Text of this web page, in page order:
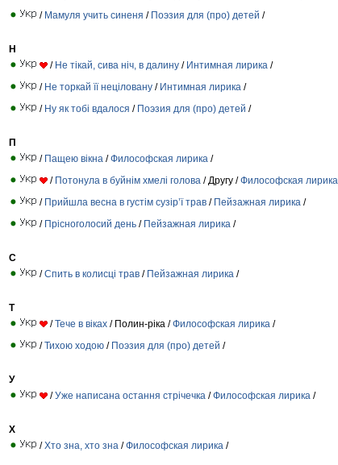
/ Мамуля учить синеня / Поэзия для (про) детей /
Н
/ Не тікай, сива ніч, в далину / Интимная лирика /
/ Не торкай її неціловану / Интимная лирика /
/ Ну як тобі вдалося / Поэзия для (про) детей /
П
/ Пащею вікна /Философская лирика /
/ Потонула в буйнім хмелі голова / Другу /Философская лирика
/ Прийшла весна в густім сузір’ї трав / Пейзажная лирика /
/ Прісноголосий день / Пейзажная лирика /
С
/Спить в колисці трав / Пейзажная лирика /
Т
/Тече в віках / Полин-ріка /Философская лирика /
/Тихою ходою / Поэзия для (про) детей /
У
/Уже написана остання стрічечка /Философская лирика /
Х
/Хто зна, хто зна /Философская лирика /